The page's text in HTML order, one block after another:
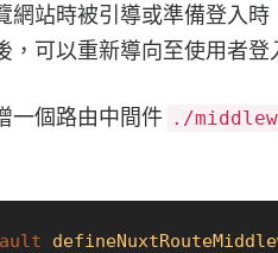
網站時被引導或準備登入
，可以重新導向至使用者
一個路由中間件 ./